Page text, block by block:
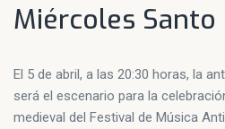
Miércoles Santo
El 5 de abril, a las 20:30 horas, la
será el escenario para la
medieval del Festival de Música